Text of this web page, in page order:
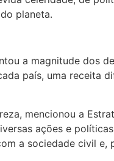
planeta.
a magnitude dos
país, uma receita
mencionou a
ações e
a sociedade civil e,